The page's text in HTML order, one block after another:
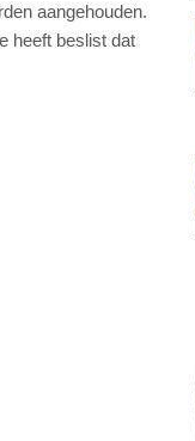
aangehouden.
heeft beslist dat